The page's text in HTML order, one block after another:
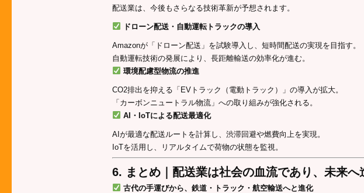
配送業は、今後もさらなる技術革新が予想されます。
ドローン配送・自動運転トラックの導入
Amazonが「ドローン配送」を試験導入し、短時間配送の実現を目指す。
自動運転技術の発展により、長距離輸送の効率化が進む。
環境配慮型物流の推進
CO2排出を抑える「EVトラック（電動トラック）」の導入が拡大。
「カーボンニュートラル物流」への取り組みが強化される。
AI・IoTによる配送最適化
AIが最適な配送ルートを計算し、渋滞回避や燃費向上を実現。
IoTを活用し、リアルタイムで荷物の状態を監視。
6. まとめ｜配送業は社会の血流であり、未来へ
古代の手運びから、鉄道・トラック・航空輸送へと進化